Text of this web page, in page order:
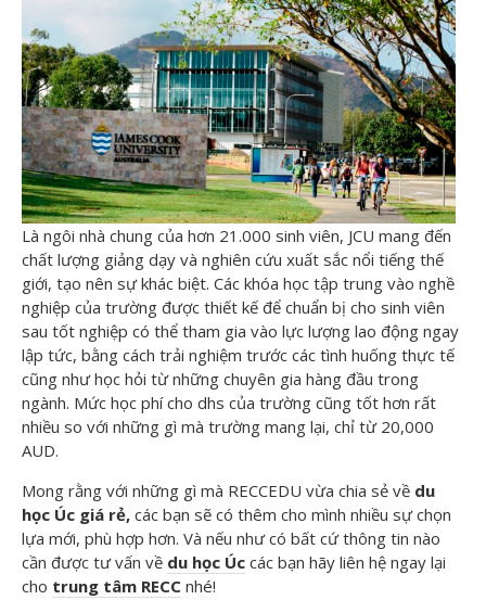
Là ngôi nhà chung của hơn 21.000 sinh viên, JCU mang đến
chất lượng giảng dạy và nghiên cứu xuất sắc nổi tiếng thế
giới, tạo nên sự khác biệt. Các khóa học tập trung vào nghề
nghiệp của trường được thiết kế để chuẩn bị cho sinh viên
sau tốt nghiệp có thể tham gia vào lực lượng lao động ngay
lập tức, bằng cách trải nghiệm trước các tình huống thực tế
cũng như học hỏi từ những chuyên gia hàng đầu trong
ngành. Mức học phí cho dhs của trường cũng tốt hơn rất
nhiều so với những gì mà trường mang lại, chỉ từ 20,000
AUD.
Mong rằng với những gì mà RECCEDU vừa chia sẻ về du
học Úc giá rẻ, các bạn sẽ có thêm cho mình nhiều sự chọn
lựa mới, phù hợp hơn. Và nếu như có bất cứ thông tin nào
cần được tư vấn về du học Úc các bạn hãy liên hệ ngay lại
cho trung tâm RECC nhé!